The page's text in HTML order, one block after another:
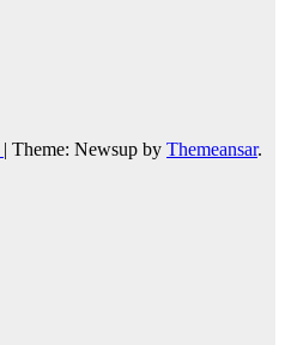
| Theme: Newsup by Themeansar.